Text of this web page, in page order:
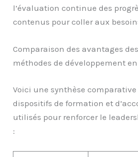
l’évaluation continue des
contenus pour coller aux
Comparaison des avantages
méthodes de développement
Voici une synthèse
dispositifs de formation et
utilisés pour renforcer le
: